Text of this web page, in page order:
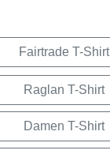
Fairtrade T-Shirt
Raglan T-Shirt
Damen T-Shirt